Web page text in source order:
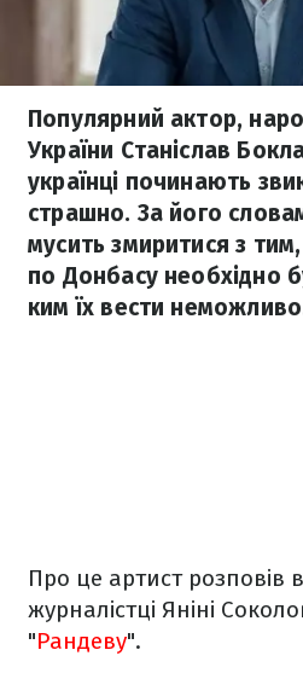
Популярний актор,
України Станіслав
українці починають
страшно. За його
мусить змиритися з
по Донбасу необхідно
ким їх вести
Про це артист розповів
журналістці Яніні
"Рандеву".